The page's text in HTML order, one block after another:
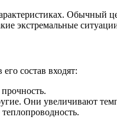
Обычный
экстремальные
состав входят:
Они увеличивают